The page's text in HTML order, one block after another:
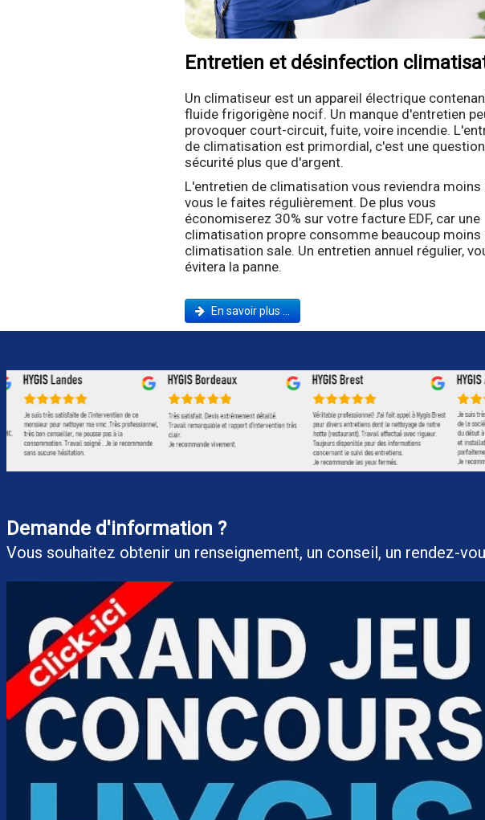
Entretien et désinfection
Un climatiseur est un appareil électrique
fluide frigorigène nocif. Un manque d'entretien
provoquer court-circuit, fuite, voire incendie.
de climatisation est primordial, c'est une
sécurité plus que d'argent.
L'entretien de climatisation vous reviendra moins
vous le faites régulièrement. De plus vous
économiserez 30% sur votre facture EDF, car une
climatisation propre consomme beaucoup moins
climatisation sale. Un entretien annuel régulier,
évitera la panne.
En savoir plus ...
Demande d'information ?
Vous souhaitez obtenir un renseignement, un